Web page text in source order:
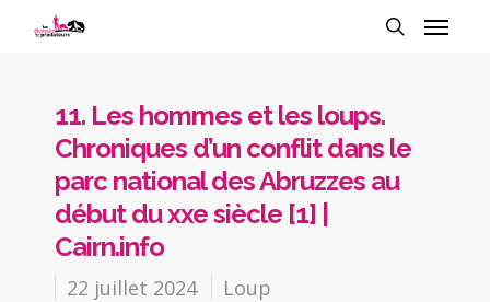
11. Les hommes et les loups.
Chroniques d’un conflit dans le
parc national des Abruzzes au
début du xxe siècle [1] |
Cairn.info
22 juillet 2024 Loup